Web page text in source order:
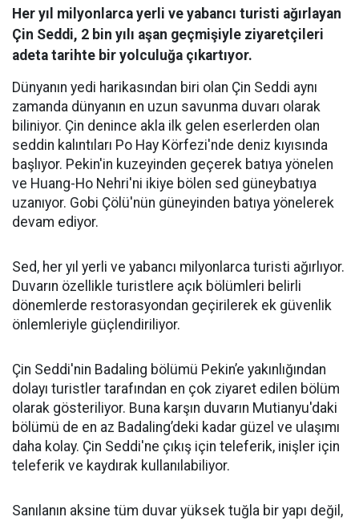
Her yıl milyonlarca yerli ve yabancı turisti ağırlayan
Çin Seddi, 2 bin yılı aşan geçmişiyle ziyaretçileri
adeta tarihte bir yolculuğa çıkartıyor.
Dünyanın yedi harikasından biri olan Çin Seddi aynı
zamanda dünyanın en uzun savunma duvarı olarak
biliniyor. Çin denince akla ilk gelen eserlerden olan
seddin kalıntıları Po Hay Körfezi'nde deniz kıyısında
başlıyor. Pekin'in kuzeyinden geçerek batıya yönelen
ve Huang-Ho Nehri'ni ikiye bölen sed güneybatıya
uzanıyor. Gobi Çölü'nün güneyinden batıya yönelerek
devam ediyor.
Sed, her yıl yerli ve yabancı milyonlarca turisti ağırlıyor.
Duvarın özellikle turistlere açık bölümleri belirli
dönemlerde restorasyondan geçirilerek ek güvenlik
önlemleriyle güçlendiriliyor.
Çin Seddi'nin Badaling bölümü Pekin’e yakınlığından
dolayı turistler tarafından en çok ziyaret edilen bölüm
olarak gösteriliyor. Buna karşın duvarın Mutianyu'daki
bölümü de en az Badaling’deki kadar güzel ve ulaşımı
daha kolay. Çin Seddi'ne çıkış için teleferik, inişler için
teleferik ve kaydırak kullanılabiliyor.
Sanılanın aksine tüm duvar yüksek tuğla bir yapı değil,